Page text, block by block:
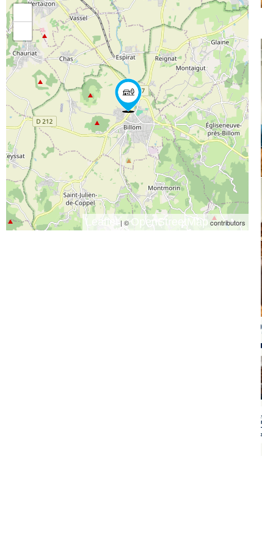
Leaflet| © OpenStreetMap contributors